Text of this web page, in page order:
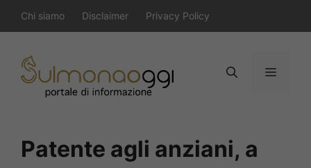
al
contenuto
Chi siamo Disclaimer Privacy Policy
Menu
Patente agli anziani, a